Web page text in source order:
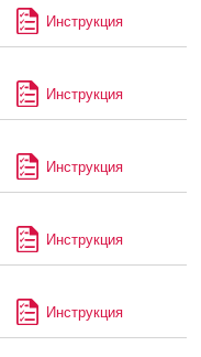
Инструкция
Инструкция
Инструкция
Инструкция
Инструкция